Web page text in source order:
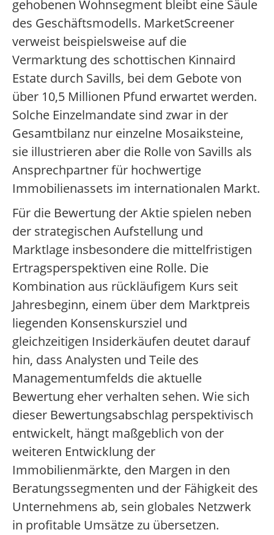
gehobenen Wohnsegment bleibt eine Säule
des Geschäftsmodells. MarketScreener
verweist beispielsweise auf die
Vermarktung des schottischen Kinnaird
Estate durch Savills, bei dem Gebote von
über 10,5 Millionen Pfund erwartet werden.
Solche Einzelmandate sind zwar in der
Gesamtbilanz nur einzelne Mosaiksteine,
sie illustrieren aber die Rolle von Savills als
Ansprechpartner für hochwertige
Immobilienassets im internationalen Markt.
Für die Bewertung der Aktie spielen neben
der strategischen Aufstellung und
Marktlage insbesondere die mittelfristigen
Ertragsperspektiven eine Rolle. Die
Kombination aus rückläufigem Kurs seit
Jahresbeginn, einem über dem Marktpreis
liegenden Konsenskursziel und
gleichzeitigen Insiderkäufen deutet darauf
hin, dass Analysten und Teile des
Managementumfelds die aktuelle
Bewertung eher verhalten sehen. Wie sich
dieser Bewertungsabschlag perspektivisch
entwickelt, hängt maßgeblich von der
weiteren Entwicklung der
Immobilienmärkte, den Margen in den
Beratungssegmenten und der Fähigkeit des
Unternehmens ab, sein globales Netzwerk
in profitable Umsätze zu übersetzen.